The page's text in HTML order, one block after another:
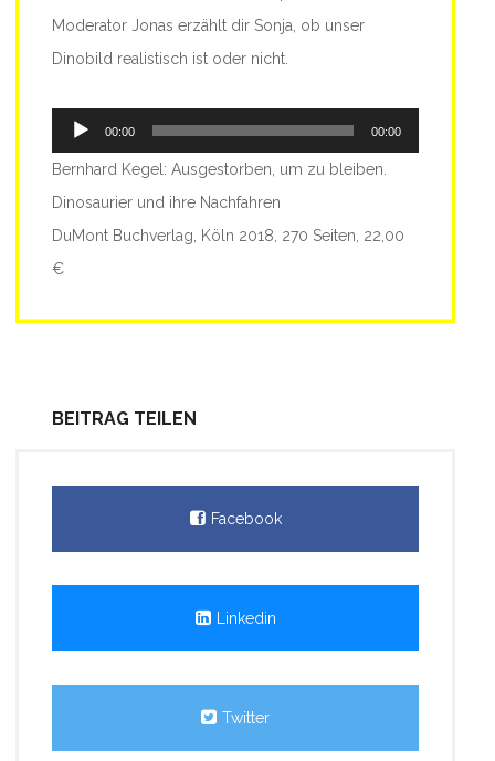
Moderator Jonas erzählt dir Sonja, ob unser
Dinobild realistisch ist oder nicht.
Audio-
Player
00:00 00:00
Bernhard Kegel: Ausgestorben, um zu bleiben.
Dinosaurier und ihre Nachfahren
DuMont Buchverlag, Köln 2018, 270 Seiten, 22,00
€
BEITRAG TEILEN
Facebook
Linkedin
Twitter